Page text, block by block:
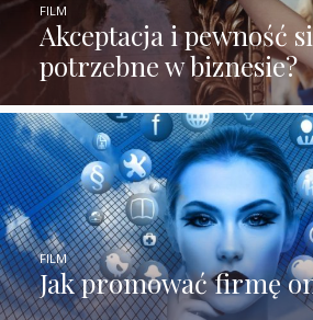
Akceptacja i pewność
potrzebne w biznesie?
FILM
Jak promować firmę
FILM